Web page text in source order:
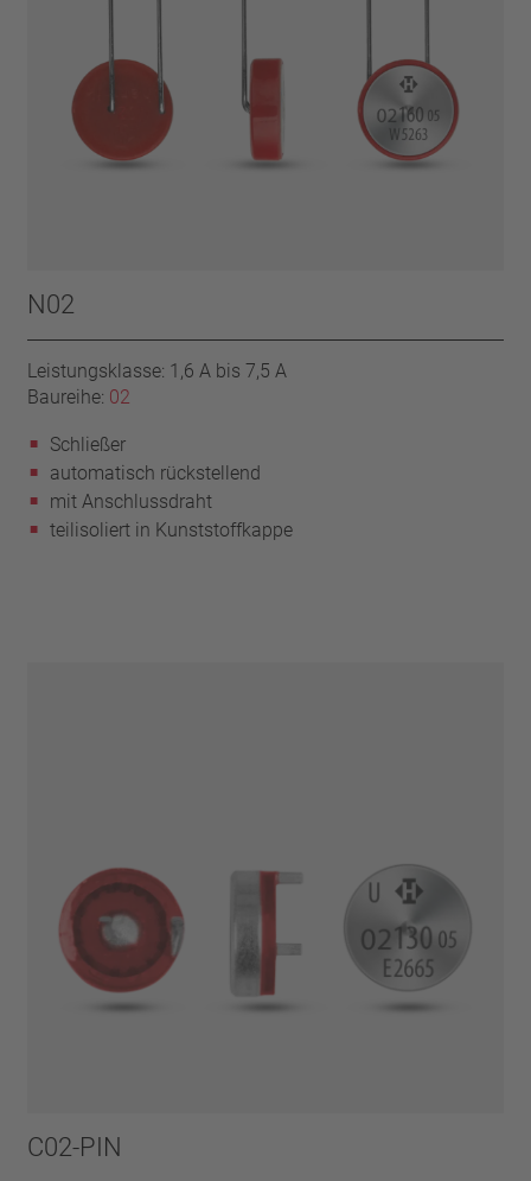
N02
Leistungsklasse: 1,6 A bis 7,5 A
Baureihe: 02
Schließer
automatisch rückstellend
mit Anschlussdraht
teilisoliert in Kunststoffkappe
C02-PIN